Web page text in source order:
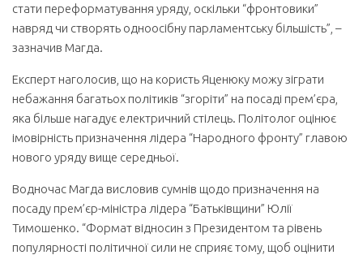
стати переформатування уряду, оскільки “фронтовики”
навряд чи створять одноосібну парламентську більшість”, –
зазначив Магда.
Експерт наголосив, що на користь Яценюку можу зіграти
небажання багатьох політиків “згоріти” на посаді прем’єра,
яка більше нагадує електричний стілець. Політолог оцінює
імовірність призначення лідера “Народного фронту” главою
нового уряду вище середньої.
Водночас Магда висловив сумнів щодо призначення на
посаду прем’єр-міністра лідера “Батьківщини” Юлії
Тимошенко. “Формат відносин з Президентом та рівень
популярності політичної сили не сприяє тому, щоб оцінити